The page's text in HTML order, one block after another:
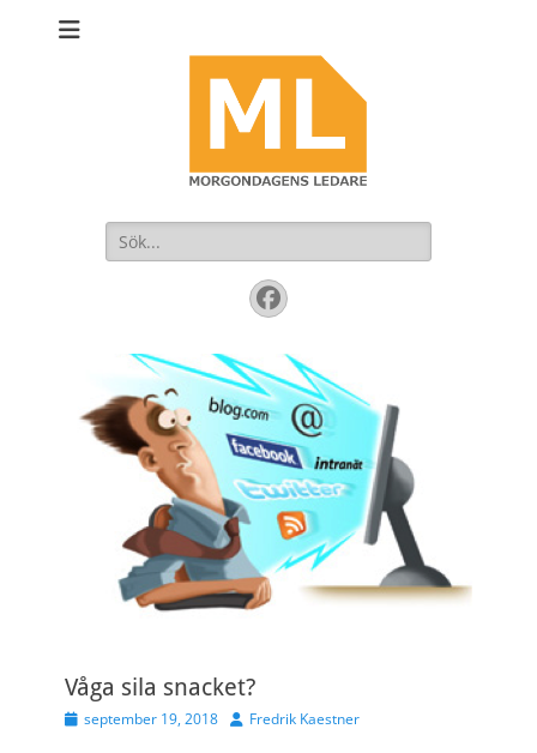
Sök
efter:
Facebook
Våga sila snacket?
Publicerad
september 19, 2018 Författare
Fredrik Kaestner